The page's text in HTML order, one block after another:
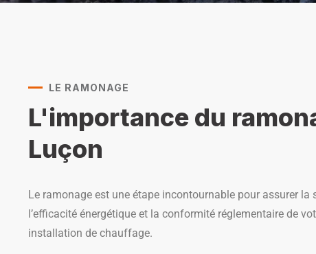
LE RAMONAGE
L'importance du
Luçon
Le ramonage est une étape incontournable pour assurer la
l’efficacité énergétique et la conformité réglementaire de
installation de chauffage.